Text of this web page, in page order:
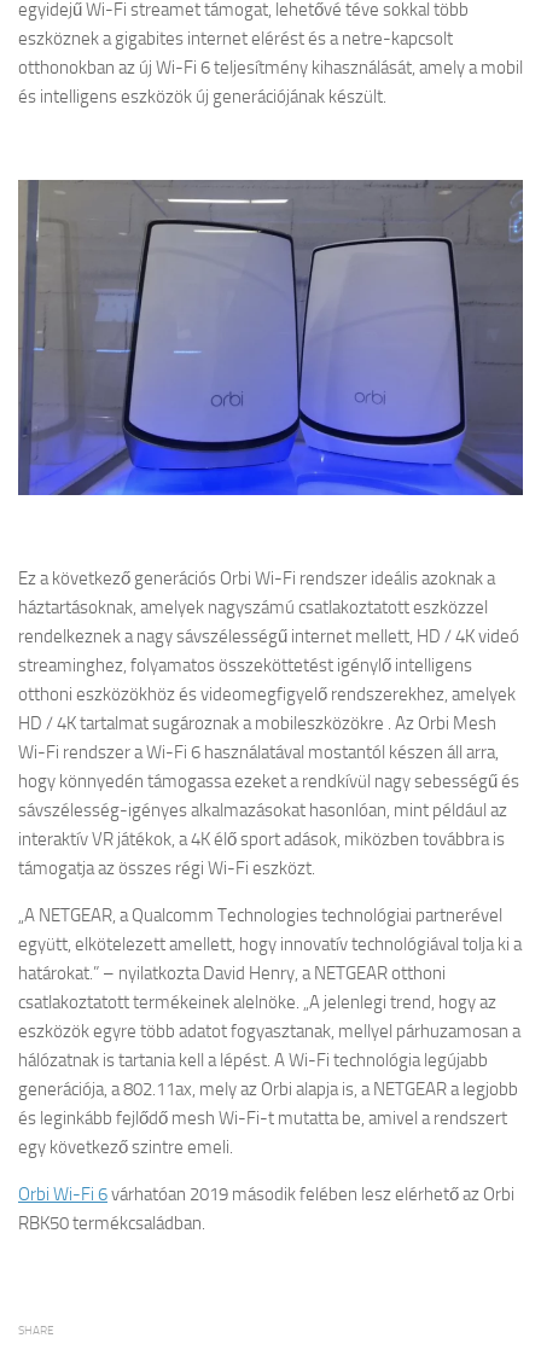
egyidejű Wi-Fi streamet támogat, lehetővé téve sokkal több
eszköznek a gigabites internet elérést és a netre-kapcsolt
otthonokban az új Wi-Fi 6 teljesítmény kihasználását, amely a mobil
és intelligens eszközök új generációjának készült.
Ez a következő generációs Orbi Wi-Fi rendszer ideális azoknak a
háztartásoknak, amelyek nagyszámú csatlakoztatott eszközzel
rendelkeznek a nagy sávszélességű internet mellett, HD / 4K videó
streaminghez, folyamatos összeköttetést igénylő intelligens
otthoni eszközökhöz és videomegfigyelő rendszerekhez, amelyek
HD / 4K tartalmat sugároznak a mobileszközökre . Az Orbi Mesh
Wi-Fi rendszer a Wi-Fi 6 használatával mostantól készen áll arra,
hogy könnyedén támogassa ezeket a rendkívül nagy sebességű és
sávszélesség-igényes alkalmazásokat hasonlóan, mint például az
interaktív VR játékok, a 4K élő sport adások, miközben továbbra is
támogatja az összes régi Wi-Fi eszközt.
„A NETGEAR, a Qualcomm Technologies technológiai partnerével
együtt, elkötelezett amellett, hogy innovatív technológiával tolja ki a
határokat.” – nyilatkozta David Henry, a NETGEAR otthoni
csatlakoztatott termékeinek alelnöke. „A jelenlegi trend, hogy az
eszközök egyre több adatot fogyasztanak, mellyel párhuzamosan a
hálózatnak is tartania kell a lépést. A Wi-Fi technológia legújabb
generációja, a 802.11ax, mely az Orbi alapja is, a NETGEAR a legjobb
és leginkább fejlődő mesh Wi-Fi-t mutatta be, amivel a rendszert
egy következő szintre emeli.
Orbi Wi-Fi 6várhatóan 2019 második felében lesz elérhető az Orbi
RBK50 termékcsaládban.
SHARE